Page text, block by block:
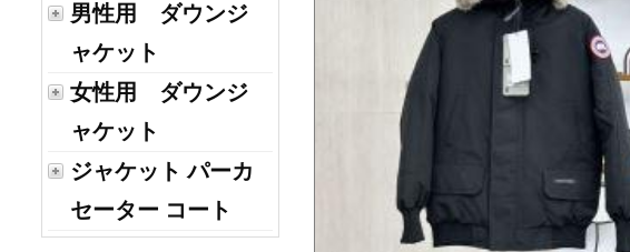
男性用 ダウンジ
ャケット
女性用 ダウンジ
ャケット
ジャケット パーカ
セーター コート